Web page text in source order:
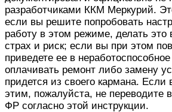
разработчиками ККМ Меркурий.
если вы решите попробовать
работу в этом режиме, делать это
страх и риск; если вы при этом
приведете ее в
оплачивать ремонт либо замену
придется из своего кармана. Если
этим, пожалуйста, не
ФР согласно этой инструкции.